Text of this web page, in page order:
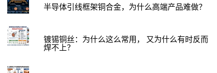
半导体引线框架铜合金，为什么高端产品难做？
镀锡铜丝：为什么这么常用， 又为什么有时反而
焊不上？